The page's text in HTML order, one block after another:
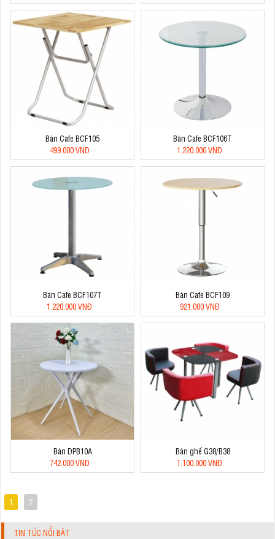
Bàn Cafe BCF105
499.000 VNĐ
Bàn Cafe BCF106T
1.220.000 VNĐ
Bàn Cafe BCF107T
1.220.000 VNĐ
Bàn Cafe BCF109
921.000 VNĐ
Bàn DPB10A
742.000 VNĐ
Bàn ghế G38/B38
1.100.000 VNĐ
1 2
TIN TỨC NỔI BẬT